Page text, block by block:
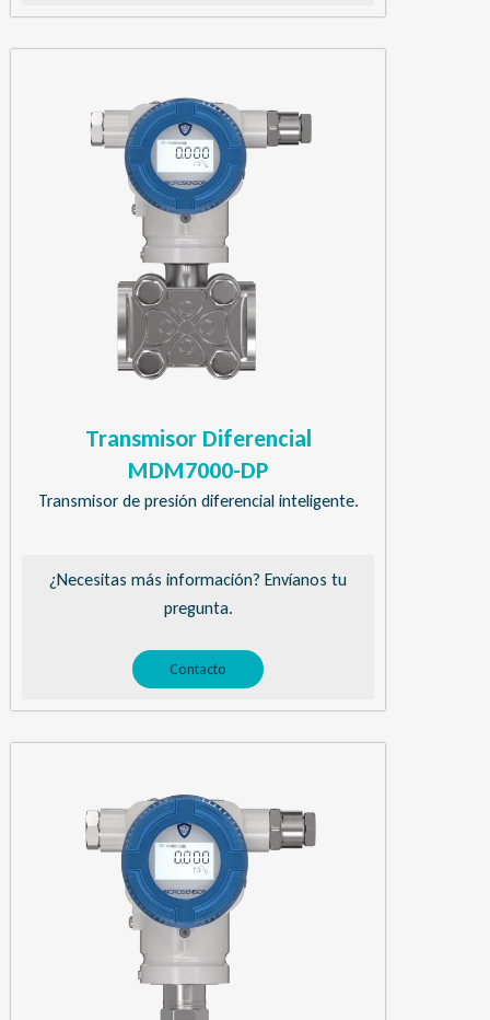
Transmisor Diferencial
MDM7000-DP
Transmisor de presión diferencial inteligente.
¿Necesitas más información? Envíanos tu
pregunta.
Contacto